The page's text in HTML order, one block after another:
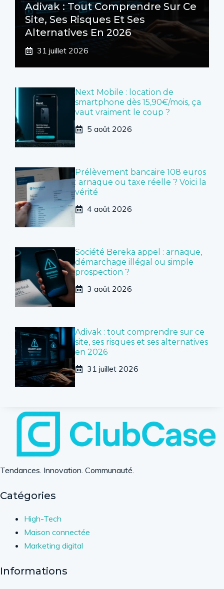
Adivak : Tout Comprendre Sur Ce
Site, Ses Risques Et Ses
Alternatives En 2026
31 juillet 2026
Next Mobile : location de
smartphone dès 15,90€/mois, ça
vaut vraiment le coup ?
5 août 2026
Prélèvement bancaire 108 euros
: arnaque ou taxe réelle ? Voici la
vérité
4 août 2026
Société Bereka appel : arnaque,
démarchage illégal ou simple
prospection ?
3 août 2026
Adivak : tout comprendre sur ce
site, ses risques et ses alternatives
en 2026
31 juillet 2026
Tendances. Innovation. Communauté.
Catégories
High-Tech
Maison connectée
Marketing digital
Informations